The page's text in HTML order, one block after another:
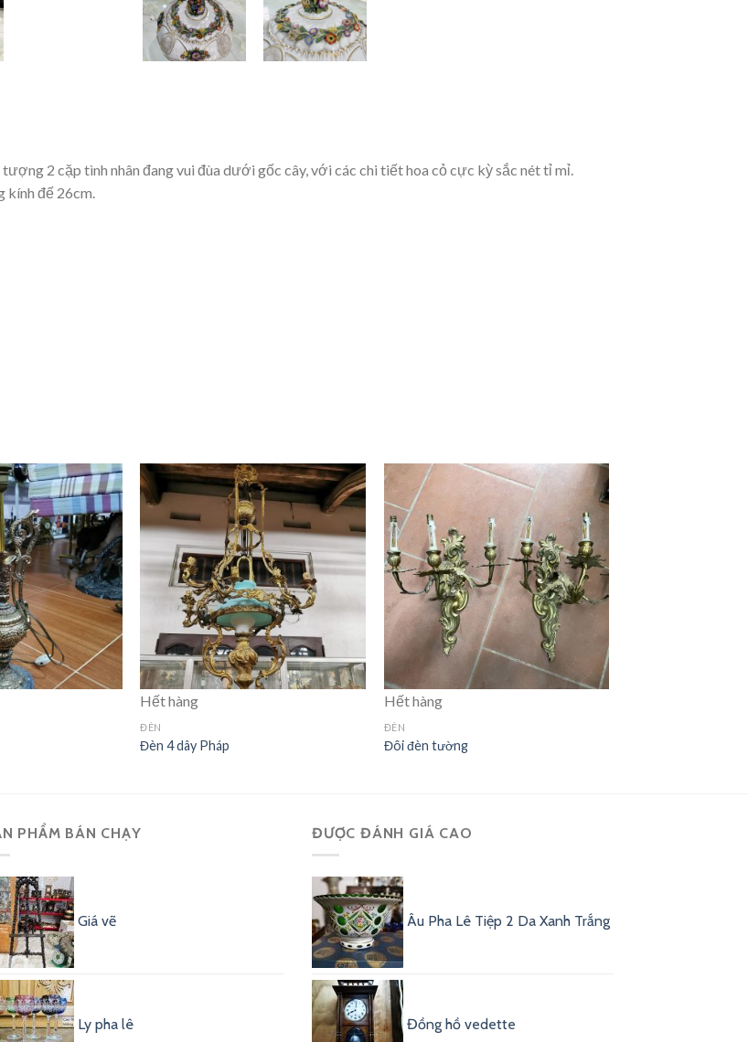
2 cặp tình nhân đang vui đùa dưới gốc cây, với các chi tiết hoa cỏ cực kỳ sắc nét tỉ mỉ.
đế 26cm.
Hết hàng
ĐÈN
Đèn 4 dây Pháp
Hết hàng
ĐÈN
Đôi đèn tường
PHẨM BÁN CHẠY
Giá vẽ
Ly pha lê
ĐƯỢC ĐÁNH GIÁ CAO
Âu Pha Lê Tiệp 2 Da Xanh Trắng
Đồng hồ vedette